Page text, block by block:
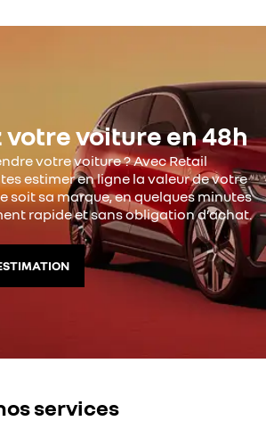
votre voiture en 48h
votre voiture ? Avec Retail
estimer en ligne la valeur de votre
soit sa marque, en quelques minutes
rapide et sans obligation d’achat.
services